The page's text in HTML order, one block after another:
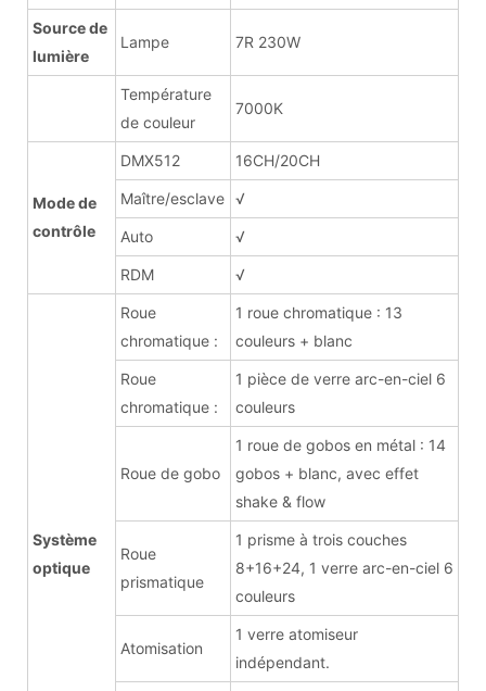
Source de
lumière
Lampe 7R 230W
Température
de couleur
7000K
Mode de
contrôle
DMX512 16CH/20CH
Maître/esclave √
Auto √
RDM √
Système
optique
Roue
chromatique :
1 roue chromatique : 13
couleurs + blanc
Roue
chromatique :
1 pièce de verre arc-en-ciel 6
couleurs
Roue de gobo
1 roue de gobos en métal : 14
gobos + blanc, avec effet
shake & flow
Roue
prismatique
1 prisme à trois couches
8+16+24, 1 verre arc-en-ciel 6
couleurs
Atomisation
1 verre atomiseur
indépendant.